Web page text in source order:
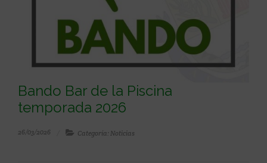
Bando Bar de la Piscina
temporada 2026
26/03/2026 Categoría: Noticias